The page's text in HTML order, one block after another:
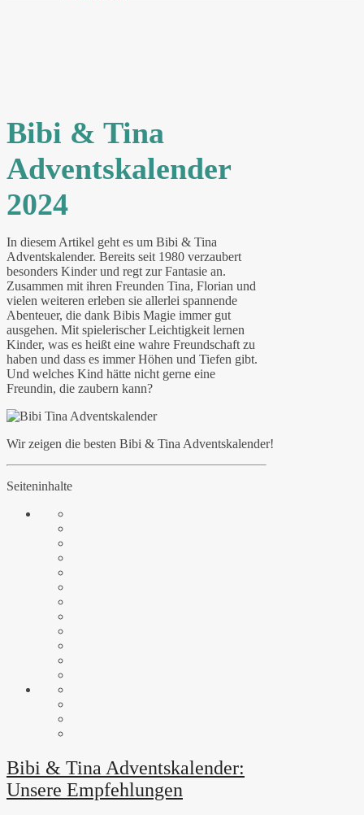
Bibi & Tina
Adventskalender
2024
In diesem Artikel geht es um Bibi & Tina
Adventskalender. Bereits seit 1980 verzaubert
besonders Kinder und regt zur Fantasie an.
Zusammen mit ihren Freunden Tina, Florian und
vielen weiteren erleben sie allerlei spannende
Abenteuer, die dank Bibis Magie immer gut
ausgehen. Mit spielerischer Leichtigkeit lernen
Kinder, was es heißt eine wahre Freundschaft zu
haben und dass es immer Höhen und Tiefen gibt.
Und welches Kind hätte nicht gerne eine
Freundin, die zaubern kann?
Wir zeigen die besten Bibi & Tina Adventskalender!
Seiteninhalte
Bibi & Tina Adventskalender:
Unsere Empfehlungen